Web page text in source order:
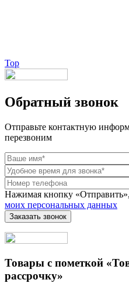
Top
Обратный звонок
Отправьте контактную
перезвоним
Нажимая кнопку
моих персональных данных
Товары с пометкой
рассрочку»